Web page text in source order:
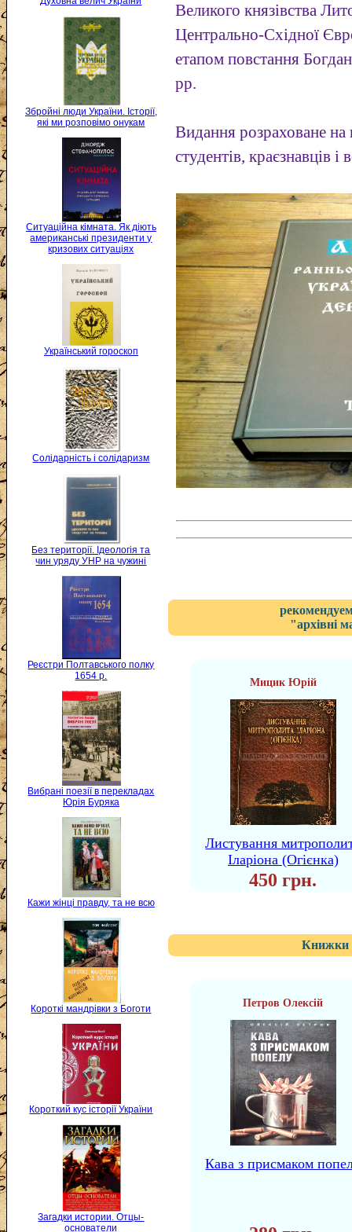
Збройні люди України. Історії,
які ми розповімо онукам
Ситуаційна кімната. Як діють
американські президенти у
кризових ситуаціях
Український гороскоп
Солідарність і солідаризм
Без території. Ідеологія та
чин уряду УНР на чужині
Реєстри Полтавського полку
1654 р.
Вибрані поезії в перекладах
Юрія Буряка
Кажи жінці правду, та не всю
Короткі мандрівки з Боготи
Короткий кус історії України
Загадки истории. Отцы-
основатели
Великого князівства
Центрально-Східної
етапом повстання
рр.
Видання розраховане на
студентів, краєзнавців і
"архівні
Мицик Юрій
Листування
Іларіона (Огієнка)
450 грн.
Книжки
Петров Олексій
Кава з присмаком